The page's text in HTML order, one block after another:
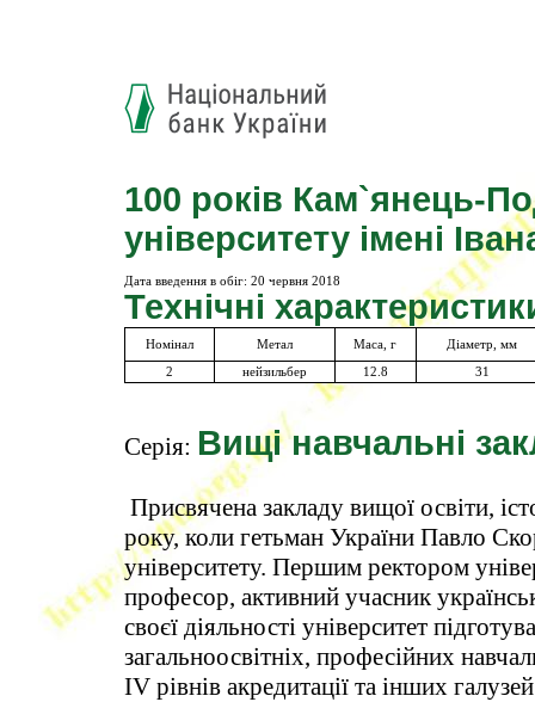
100 років Кам`янець-
університету імені
Дата введення в обіг: 20 червня 2018
Технічні
Номінал Метал Маса, г
Діаметр, мм
2
нейзильбер 12.8 31
Серія: Вищі навчальні
Присвячена закладу вищої освіти,
року, коли гетьман України Павло
університету. Першим ректором
професор, активний учасник
своєї діяльності університет
загальноосвітніх, професійних
IV рівнів акредитації та інших